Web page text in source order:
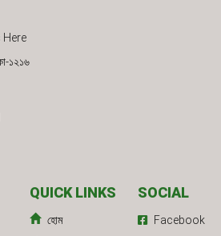
Here
১২১৬
QUICK LINKS
হোম
SOCIAL
Facebook